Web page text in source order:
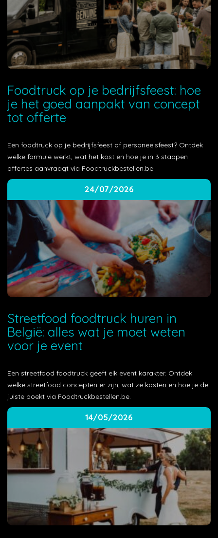
Foodtruck op je bedrijfsfeest: hoe
je het goed aanpakt van concept
tot offerte
Een foodtruck op je bedrijfsfeest of personeelsfeest? Ontdek
welke formule werkt, wat het kost en hoe je in 3 stappen
offertes aanvraagt via Foodtruckbestellen.be.
24/07/2026
Streetfood foodtruck huren in
België: alles wat je moet weten
voor je event
Een streetfood foodtruck geeft elk event karakter. Ontdek
welke streetfood concepten er zijn, wat ze kosten en hoe je de
juiste boekt via Foodtruckbestellen.be.
14/05/2026